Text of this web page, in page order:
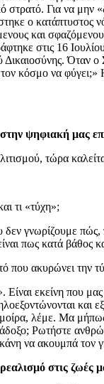
στρατό. Για να μην
ο κατάπτυστος
και
στις 16
Όταν
τον κόσμο να
ψηφιακή μας
τώρα
τι «τύχη»;
γνωρίζουμε πώς,
πως κατά βάθος
που ακυρώνει την
εκείνη που
και
μοίρα, λέμε. Μα
Ρωτήστε
να ακουμπά τον
στις ζωές